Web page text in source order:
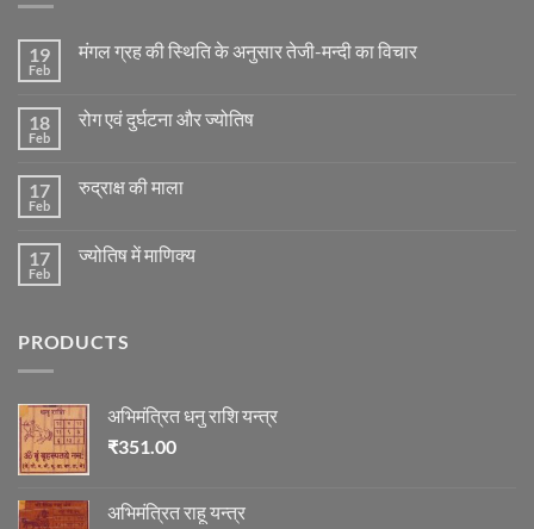
19
Feb
मंगल ग्रह की स्थिति के अनुसार तेजी-मन्दी का विचार
मंगल
के
अनुसार
विचार
18
Feb
रोग एवं दुर्घटना और ज्योतिष
रोग
ज्योतिष
17
Feb
रुद्राक्ष की माला
रुद्राक्ष
17
Feb
ज्योतिष में माणिक्य
में
PRODUCTS
अभिमंत्रित धनु राशि यन्त्र
₹351.00
अभिमंत्रित राहू यन्त्र